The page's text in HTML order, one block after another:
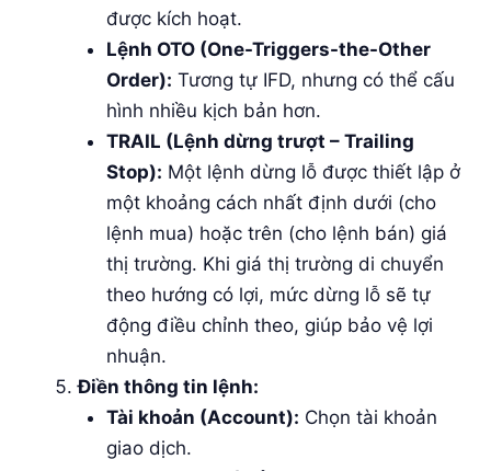
được kích hoạt.
Lệnh OTO (One-Triggers-the-Other
Order): Tương tự IFD, nhưng có thể cấu
hình nhiều kịch bản hơn.
TRAIL (Lệnh dừng trượt – Trailing
Stop): Một lệnh dừng lỗ được thiết lập ở
một khoảng cách nhất định dưới (cho
lệnh mua) hoặc trên (cho lệnh bán) giá
thị trường. Khi giá thị trường di chuyển
theo hướng có lợi, mức dừng lỗ sẽ tự
động điều chỉnh theo, giúp bảo vệ lợi
nhuận.
Điền thông tin lệnh:
Tài khoản (Account): Chọn tài khoản
giao dịch.